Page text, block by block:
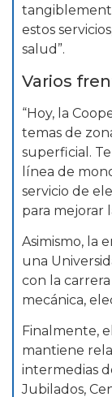
estos
salud”.
Varios
“Hoy, la
temas de
superficial.
línea de
servicio de
para mejorar
Asimismo, la
una
con la
mecánica,
Finalmente,
mantiene
intermedias
Jubilados,